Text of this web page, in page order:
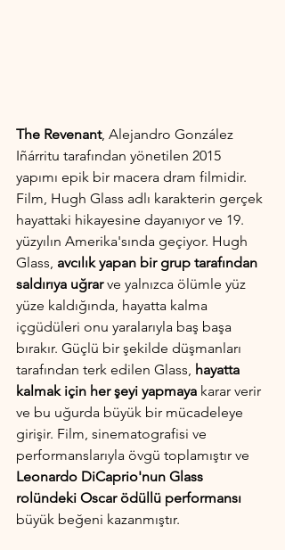
The Revenant, Alejandro González
Iñárritu tarafından yönetilen 2015
yapımı epik bir macera dram filmidir.
Film, Hugh Glass adlı karakterin gerçek
hayattaki hikayesine dayanıyor ve 19.
yüzyılın Amerika'sında geçiyor. Hugh
Glass, avcılık yapan bir grup tarafından
saldırıya uğrar ve yalnızca ölümle yüz
yüze kaldığında, hayatta kalma
içgüdüleri onu yaralarıyla baş başa
bırakır. Güçlü bir şekilde düşmanları
tarafından terk edilen Glass, hayatta
kalmak için her şeyi yapmaya karar verir
ve bu uğurda büyük bir mücadeleye
girişir. Film, sinematografisi ve
performanslarıyla övgü toplamıştır ve
Leonardo DiCaprio'nun Glass
rolündeki Oscar ödüllü performansı
büyük beğeni kazanmıştır.